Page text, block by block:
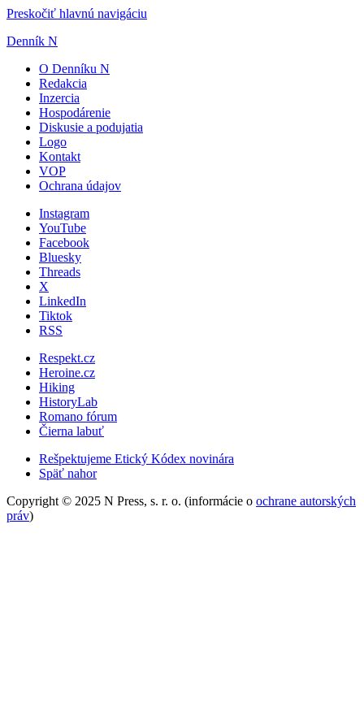
Preskočiť hlavnú navigáciu
Denník N
O Denníku N
Redakcia
Inzercia
Hospodárenie
Diskusie a podujatia
Logo
Kontakt
VOP
Ochrana údajov
Instagram
YouTube
Facebook
Bluesky
Threads
X
LinkedIn
Tiktok
RSS
Respekt.cz
Heroine.cz
Hiking
HistoryLab
Romano fórum
Čierna labuť
Rešpektujeme Etický Kódex novinára
Späť nahor
Copyright © 2025 N Press, s. r. o. (informácie o ochrane autorských
práv)